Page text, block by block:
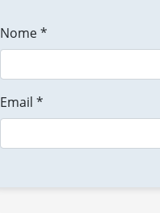
Nome *
Email *